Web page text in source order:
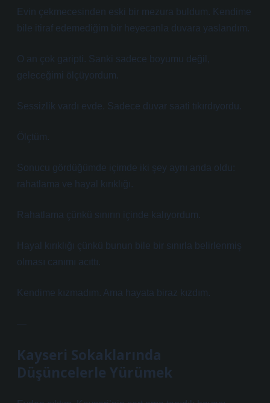
Evin çekmecesinden eski bir mezura buldum. Kendime
bile itiraf edemediğim bir heyecanla duvara yaslandım.
O an çok garipti. Sanki sadece boyumu değil,
geleceğimi ölçüyordum.
Sessizlik vardı evde. Sadece duvar saati tıkırdıyordu.
Ölçtüm.
Sonucu gördüğümde içimde iki şey aynı anda oldu:
rahatlama ve hayal kırıklığı.
Rahatlama çünkü sınırın içinde kalıyordum.
Hayal kırıklığı çünkü bunun bile bir sınırla belirlenmiş
olması canımı acıttı.
Kendime kızmadım. Ama hayata biraz kızdım.
—
Kayseri Sokaklarında
Düşüncelerle Yürümek